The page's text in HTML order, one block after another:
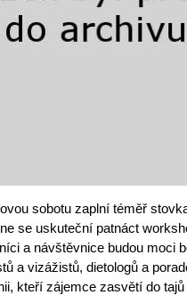
sobotu zaplní téměř
se uskuteční patnáct
a návštěvnice budou moci
a vizážistů, dietologů a
kteří zájemce zasvětí do